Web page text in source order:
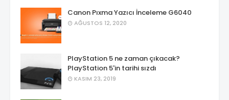
Canon Pıxma Yazıcı İnceleme G6040
AĞUSTOS 12, 2020
PlayStation 5 ne zaman çıkacak?
PlayStation 5'in tarihi sızdı
KASIM 23, 2019